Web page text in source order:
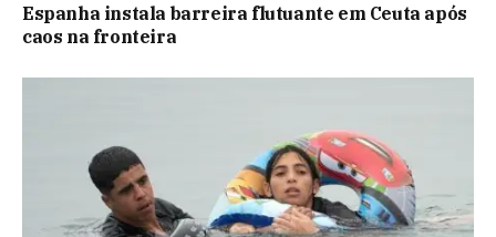
Espanha instala barreira flutuante em Ceuta após
caos na fronteira